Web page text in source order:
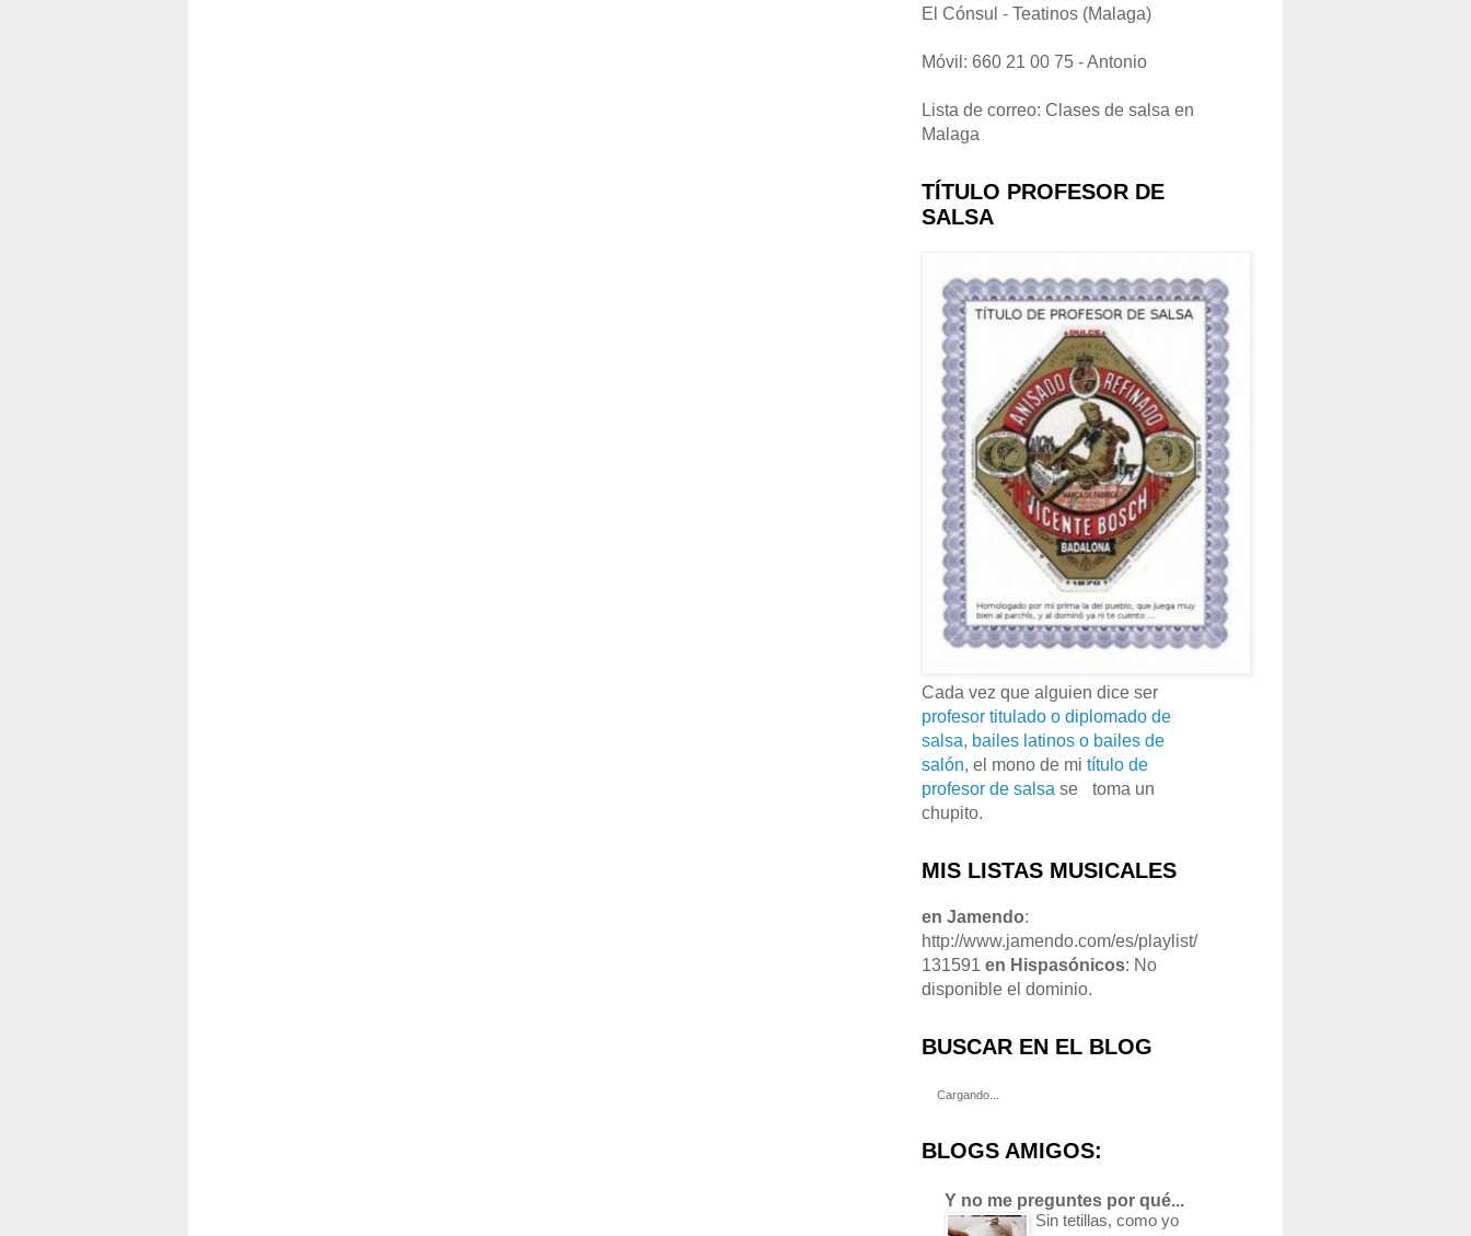
El Cónsul - Teatinos (Malaga)
Móvil: 660 21 00 75 - Antonio
Lista de correo: Clases de salsa en
Malaga
TÍTULO PROFESOR DE
SALSA
Cada vez que alguien dice ser
profesor titulado o diplomado de
salsa, bailes latinos o bailes de
salón, el mono de mi título de
profesor de salsa se
toma un
chupito.
MIS LISTAS MUSICALES
en Jamendo:
http://www.jamendo.com/es/playlist/
131591 en Hispasónicos: No
disponible el dominio.
BUSCAR EN EL BLOG
Cargando...
BLOGS AMIGOS:
Y no me preguntes por qué...
Sin tetillas, como yo